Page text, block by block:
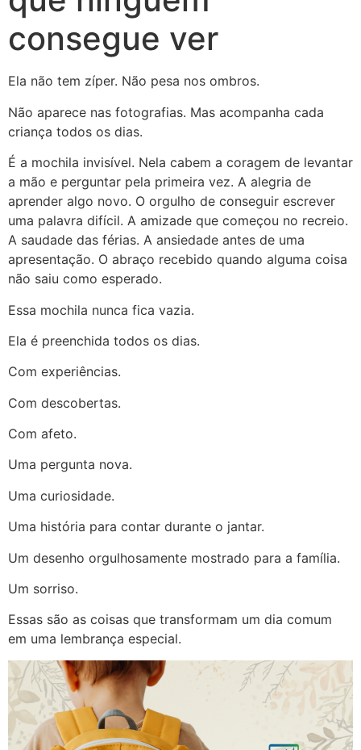
consegue ver
Ela não tem zíper. Não pesa nos ombros.
Não aparece nas fotografias. Mas acompanha cada
criança todos os dias.
É a mochila invisível. Nela cabem a coragem de levantar
a mão e perguntar pela primeira vez. A alegria de
aprender algo novo. O orgulho de conseguir escrever
uma palavra difícil. A amizade que começou no recreio.
A saudade das férias. A ansiedade antes de uma
apresentação. O abraço recebido quando alguma coisa
não saiu como esperado.
Essa mochila nunca fica vazia.
Ela é preenchida todos os dias.
Com experiências.
Com descobertas.
Com afeto.
Uma pergunta nova.
Uma curiosidade.
Uma história para contar durante o jantar.
Um desenho orgulhosamente mostrado para a família.
Um sorriso.
Essas são as coisas que transformam um dia comum
em uma lembrança especial.